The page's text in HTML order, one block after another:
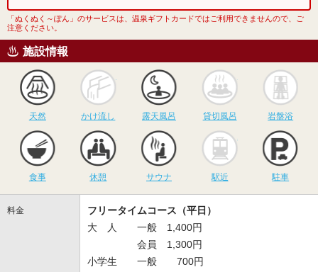
「ぬくぬく～ぽん」のサービスは、温泉ギフトカードではご利用できませんので、ご
注意ください。
施設情報
天然
かけ流し
かけ流し
露天風呂
露天風呂
貸切風呂
貸切風呂 岩盤浴
食事 休憩
サウナ
サウナ 駅近 駐車
料金
フリータイムコース（平日）
大 人 一般 1,400円
会員 1,300円
小学生 一般 700円